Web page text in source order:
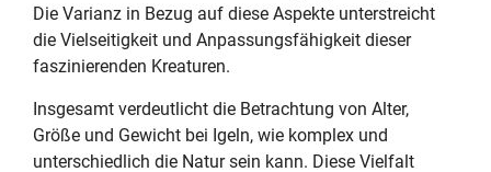
Die Varianz in Bezug auf diese Aspekte unterstreicht
die Vielseitigkeit und Anpassungsfähigkeit dieser
faszinierenden Kreaturen.
Insgesamt verdeutlicht die Betrachtung von Alter,
Größe und Gewicht bei Igeln, wie komplex und
unterschiedlich die Natur sein kann. Diese Vielfalt